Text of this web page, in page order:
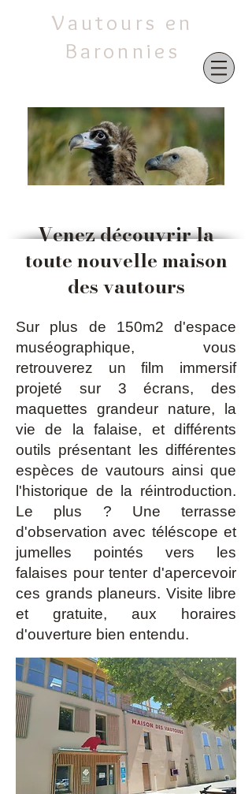
Vautours en
Baronnies
Venez découvrir la
toute nouvelle maison
des vautours
Sur plus de 150m2 d'espace
muséographique, vous
retrouverez un film immersif
projeté sur 3 écrans, des
maquettes grandeur nature, la
vie de la falaise, et différents
outils présentant les différentes
espèces de vautours ainsi que
l'historique de la réintroduction.
Le plus ? Une terrasse
d'observation avec téléscope et
jumelles pointés vers les
falaises pour tenter d'apercevoir
ces grands planeurs. Visite libre
et gratuite, aux horaires
d'ouverture bien entendu.